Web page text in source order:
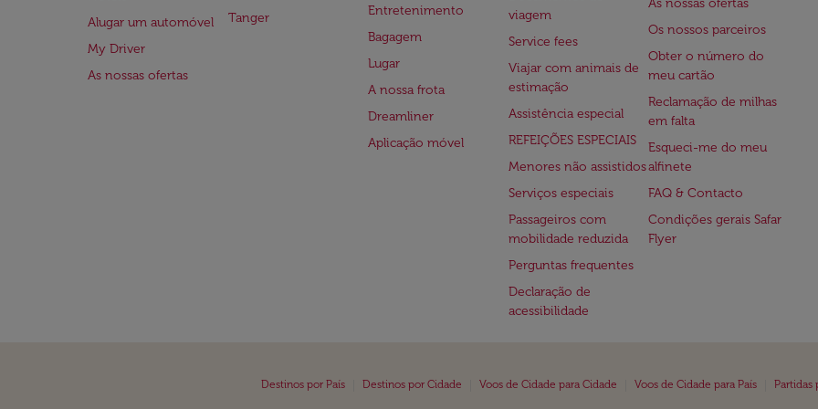
Alugar um automóvel
My Driver
As nossas ofertas
Tanger
Entretenimento
Bagagem
Lugar
A nossa frota
Dreamliner
Aplicação móvel
viagem
Service fees
Viajar com animais de
estimação
Assistência especial
REFEIÇÕES ESPECIAIS
Menores não assistidos
Serviços especiais
Passageiros com
mobilidade reduzida
Perguntas frequentes
Declaração de
acessibilidade
As nossas ofertas
Os nossos parceiros
Obter o número do
meu cartão
Reclamação de milhas
em falta
Esqueci-me do meu
alfinete
FAQ & Contacto
Condições gerais Safar
Flyer
Destinos por País Destinos por Cidade Voos de Cidade para Cidade Voos de Cidade para País Partidas